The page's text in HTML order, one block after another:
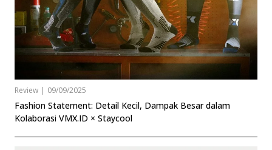
Review | 09/09/2025
Fashion Statement: Detail Kecil, Dampak Besar dalam
Kolaborasi VMX.ID × Staycool